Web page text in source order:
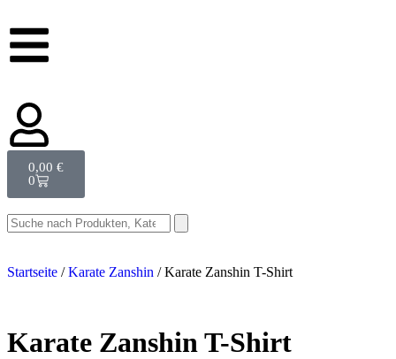
0,00 €
0
Startseite /Karate Zanshin / Karate Zanshin T-Shirt
Karate Zanshin T-Shirt